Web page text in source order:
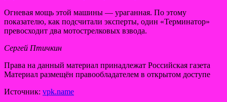
Огневая мощь этой машины — ураганная. По этому
показателю, как подсчитали эксперты, один «Терминатор»
превосходит два мотострелковых взвода.
Сергей Птичкин
Права на данный материал принадлежат Российская газета
Материал размещён правообладателем в открытом доступе
Источник: vpk.name